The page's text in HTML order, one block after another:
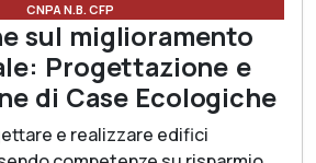
CNPA N.B. CFP
sul miglioramento
Progettazione e
di Case Ecologiche
e realizzare edifici